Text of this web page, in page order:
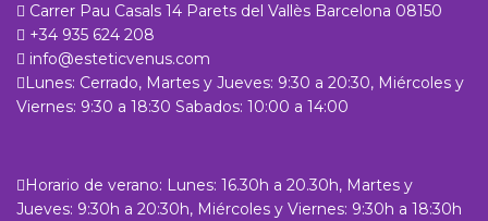
Carrer Pau Casals 14 Parets del Vallès Barcelona 08150
+34 935 624 208
info@esteticvenus.com
Lunes: Cerrado, Martes y Jueves: 9:30 a 20:30, Miércoles y
Viernes: 9:30 a 18:30 Sabados: 10:00 a 14:00
Horario de verano: Lunes: 16.30h a 20.30h, Martes y
Jueves: 9:30h a 20:30h, Miércoles y Viernes: 9:30h a 18:30h